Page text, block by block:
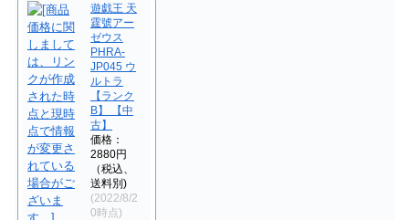
遊戯王 天
霆號アー
ゼウス
PHRA-
JP045 ウ
ルトラ
【ランク
B】 【中
古】
価格：
2880円
（税込、
送料別)
(2022/8/2
0時点)